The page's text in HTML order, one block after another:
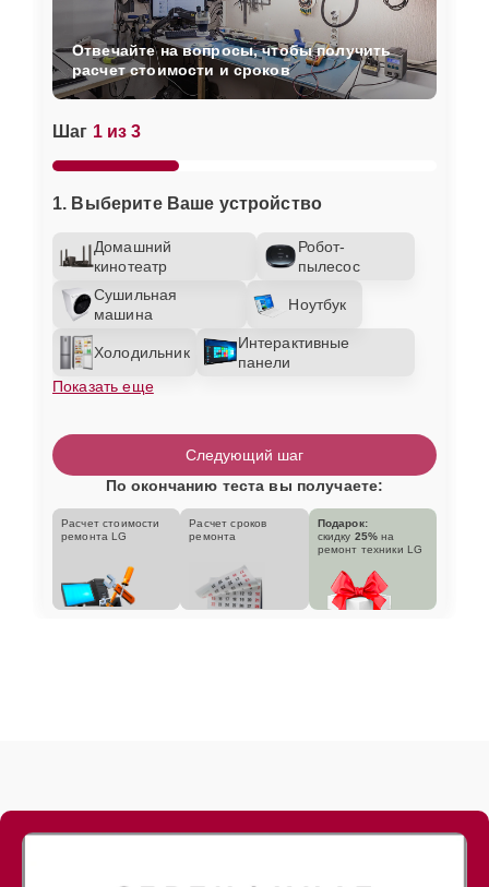
Шаг 1 из 3
1. Выберите Ваше устройство
Домашний
кинотеатр
Робот-
пылесос
Сушильная
машина
Ноутбук
Холодильник
Интерактивные
панели
Показать еще
Отвечайте на вопросы, чтобы получить
расчет стоимости и сроков
Следующий шаг
По окончанию теста вы получаете:
Расчет стоимости
ремонта LG
Расчет сроков
ремонта
Подарок:
скидку 25% на
ремонт техники LG